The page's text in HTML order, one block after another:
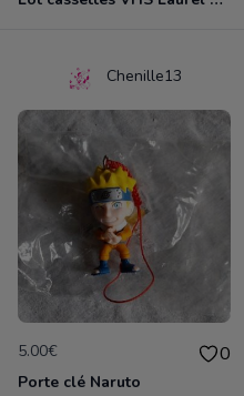
Chenille13
5.00€ 0
Porte clé Naruto